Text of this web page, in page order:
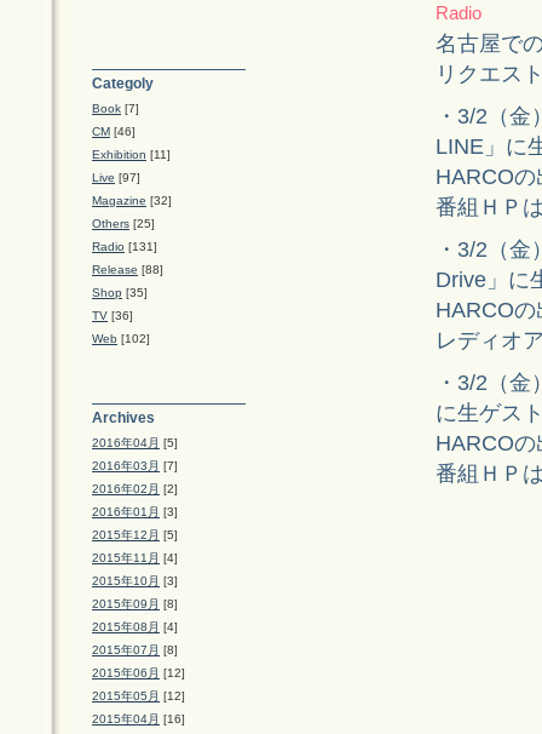
Categoly
Book [7]
CM [46]
Exhibition [11]
Live [97]
Magazine [32]
Others [25]
Radio [131]
Release [88]
Shop [35]
TV [36]
Web [102]
Archives
2016年04月 [5]
2016年03月 [7]
2016年02月 [2]
2016年01月 [3]
2015年12月 [5]
2015年11月 [4]
2015年10月 [3]
2015年09月 [8]
2015年08月 [4]
2015年07月 [8]
2015年06月 [12]
2015年05月 [12]
2015年04月 [16]
Radio
名古屋で
リクエス
・3/2（
LINE」に
HARCO
番組ＨＰ
・3/2（
Drive」に
HARCO
レディオ
・3/2（
に生ゲス
HARCO
番組ＨＰ